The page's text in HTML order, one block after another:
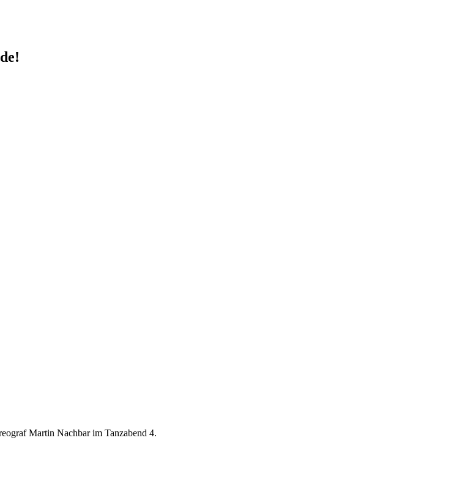
Martin Nachbar im Tanzabend 4.